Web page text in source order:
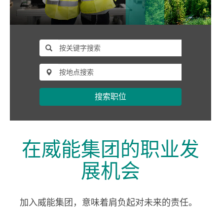
搜索职位
在威能集团的职业发
展机会
加入威能集团，意味着肩负起对未来的责任。